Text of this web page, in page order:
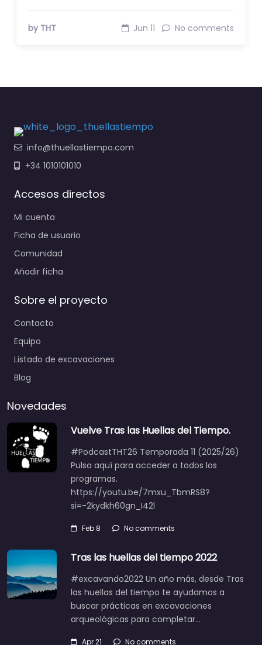
by THT Jun 11 No comments
info@thuellastiempo.com
+34 1010101010
Accesos directos
Mi cuenta
Ficha de usuario
Comunidad
Añadir ficha
Sobre el proyecto
Contacto
Equipo
Listado de excavaciones
Blog
Novedades
Vuelve Tras las Huellas del Tiempo.
#PodcastTHT26 Temporada 11 (2025/26)
Pulsa aquí para acceder a todos los
programas.
https://youtu.be/7mxu_TbmRS8?
si=-2kydkh60gn_I42l
Feb 8 No comments
Tras las huellas del tiempo 2022
#excavando2022 Un año más, desde Tras
las huellas del tiempo te ayudamos a
buscar prácticas en excavaciones
arqueológicas para completar…
Apr 21 No comments